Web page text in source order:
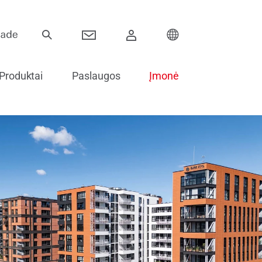
Produktai
Vyriai
Stumdomos sistemos
Elektroniniai komponentai
Stiklinimo priedai
Atsarginės dalys durims
Paslaugos Įmonė